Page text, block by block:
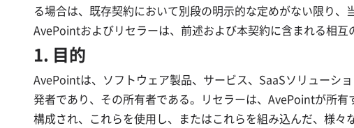
る場合は、既存契約において別段の明示的な定めがない限り、
AvePointおよびリセラーは、前述および本契約に含まれる相互
1. 目的
AvePointは、ソフトウェア製品、サービス、SaaSソリューシ
発者であり、その所有者である。リセラーは、AvePointが所
構成され、これらを使用し、またはこれらを組み込んだ、様